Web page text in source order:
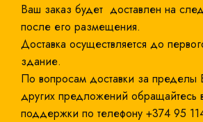
Ваш заказ будет доставлен на
после его размещения.
Доставка осуществляется до
здание.
По вопросам доставки за пределы
других предложений обращайтесь
поддержки по телефону +374 95